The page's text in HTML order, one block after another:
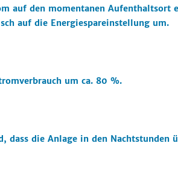
auf den momentanen Aufenthaltsort
auf die Energiespareinstellung um.
um ca. 80 %.
dass die Anlage in den Nachtstunden